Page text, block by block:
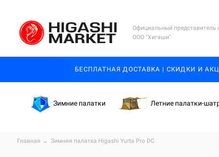
Официальный представитель
ООО "Хигаши"
БЕСПЛАТНАЯ ДОСТАВКА | СКИДКИ И
Зимние палатки Летние палатки-
Главная → Зимняя палатка Higashi Yurta Pro DC